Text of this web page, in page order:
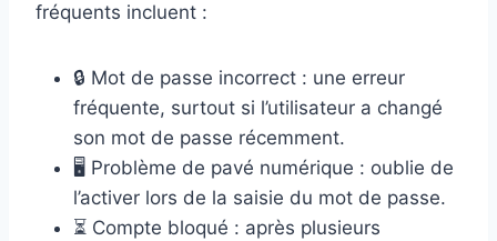
fréquents incluent :
🔒 Mot de passe incorrect : une erreur
fréquente, surtout si l’utilisateur a changé
son mot de passe récemment.
🖥️ Problème de pavé numérique : oublie de
l’activer lors de la saisie du mot de passe.
⏳ Compte bloqué : après plusieurs